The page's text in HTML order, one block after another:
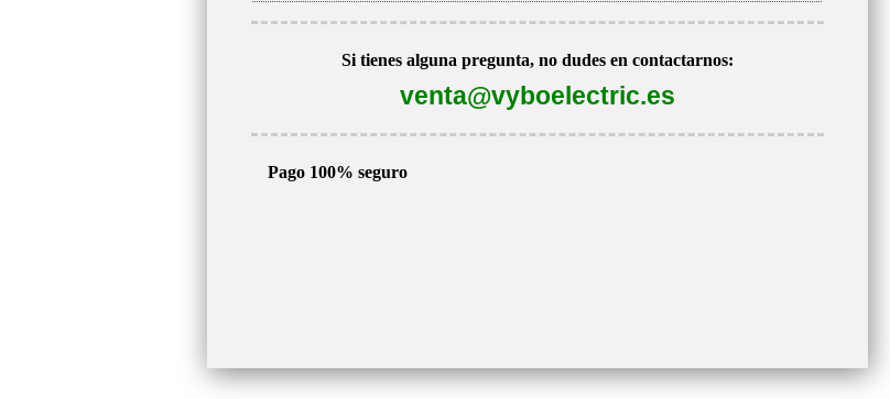
Si tienes alguna pregunta, no dudes en contactarnos:
venta@vyboelectric.es
Pago 100% seguro